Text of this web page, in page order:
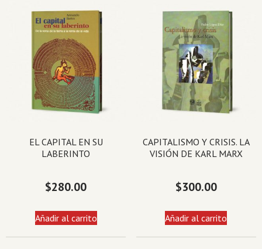
EL CAPITAL EN SU
LABERINTO
$280.00
Añadir al carrito
CAPITALISMO Y CRISIS. LA
VISIÓN DE KARL MARX
$300.00
Añadir al carrito